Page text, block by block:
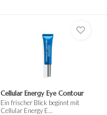
Cellular Energy Eye Contour
Ein frischer Blick beginnt mit
Cellular Energy E...